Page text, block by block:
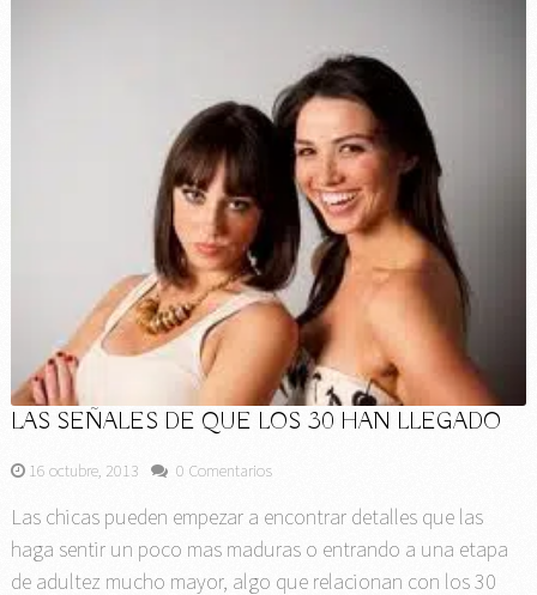
LAS SEÑALES DE QUE LOS 30 HAN LLEGADO
16 octubre, 2013 0 Comentarios
Las chicas pueden empezar a encontrar detalles que las
haga sentir un poco mas maduras o entrando a una etapa
de adultez mucho mayor, algo que relacionan con los 30